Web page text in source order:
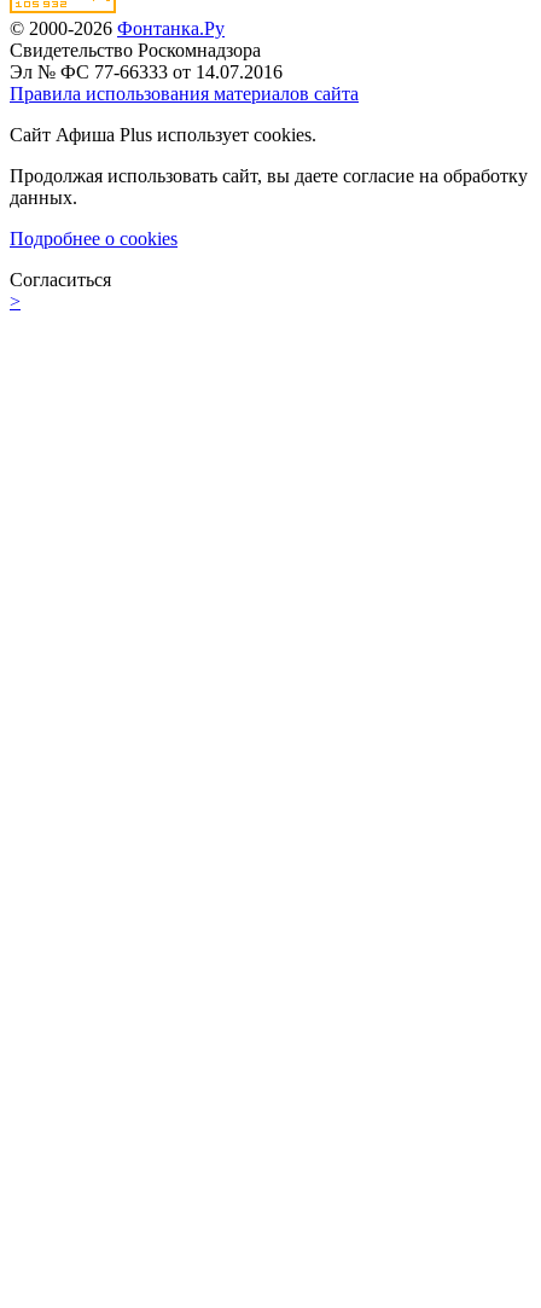
© 2000-2026 Фонтанка.Ру
Свидетельство Роскомнадзора
Эл № ФС 77-66333 от 14.07.2016
Правила использования материалов сайта
Сайт Афиша Plus использует cookies.
Продолжая использовать сайт, вы даете согласие на обработку
данных.
Подробнее о cookies
Согласиться
>